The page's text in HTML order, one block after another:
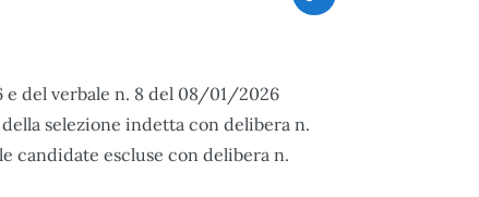
e del verbale n. 8 del 08/01/2026
selezione indetta con delibera n.
candidate escluse con delibera n.